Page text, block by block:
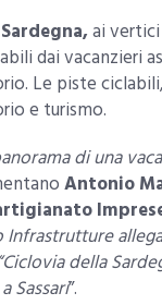
Sardegna,ai
dai vacanzieri
Le piste
e turismo.
di una
Antonio
Infrastrutture
della
Sassari”.